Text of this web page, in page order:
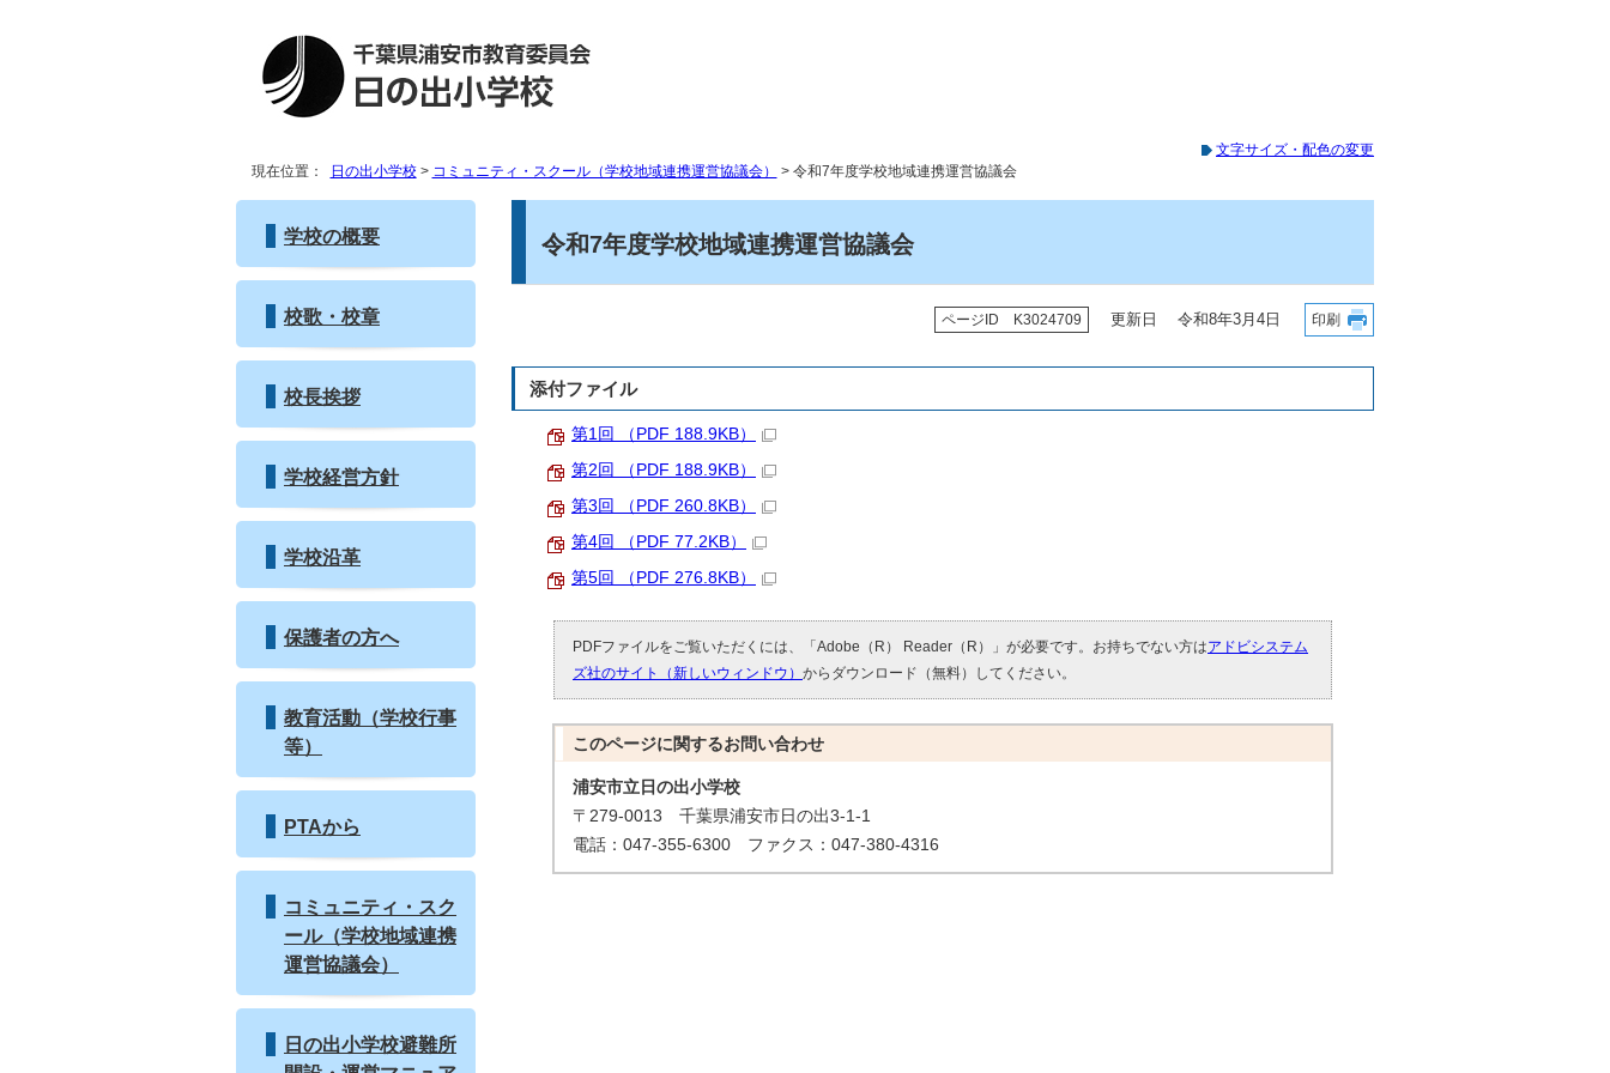
文字サイズ・配色の変更
現在位置：
日の出小学校> コミュニティ・スクール（学校地域連携運営協議会） > 令和7年度学校地域連携運営協議会
令和7年度学校地域連携運営協議会
ページID K3024709 更新日 令和8年3月4日 印刷
添付ファイル
第1回 （PDF 188.9KB）
第2回 （PDF 188.9KB）
第3回 （PDF 260.8KB）
第4回 （PDF 77.2KB）
第5回 （PDF 276.8KB）
PDFファイルをご覧いただくには、「Adobe（R） Reader（R）」が必要です。お持ちでない方はアドビシステム
ズ社のサイト（新しいウィンドウ） からダウンロード（無料）してください。
このページに関するお問い合わせ
浦安市立日の出小学校
〒279-0013 千葉県浦安市日の出3-1-1
電話：047-355-6300 ファクス：047-380-4316
学校の概要
校歌・校章
校長挨拶
学校経営方針
学校沿革
保護者の方へ
教育活動（学校行事
等）
PTAから
コミュニティ・スク
ール（学校地域連携
運営協議会）
日の出小学校避難所